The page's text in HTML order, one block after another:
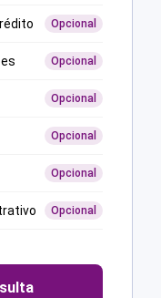
Opcional
Opcional
Opcional
Opcional
Opcional
Opcional